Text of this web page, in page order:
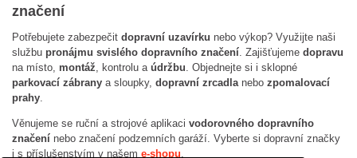
značení
Potřebujete zabezpečit dopravní uzavírku nebo výkop? Využijte naši
službu pronájmu svislého dopravního značení. Zajišťujeme dopravu
na místo, montáž, kontrolu a údržbu. Objednejte si i sklopné
parkovací zábrany a sloupky, dopravní zrcadlanebo zpomalovací
prahy.
Věnujeme se ruční a strojové aplikaci vodorovného dopravního
značení nebo značení podzemních garáží. Vyberte si dopravní značky
i s příslušenstvím v našem e-shopu.